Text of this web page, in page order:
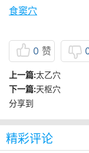
食窦穴
0 赞
上一篇:太乙穴
下一篇:天枢穴
分享到
精彩评论